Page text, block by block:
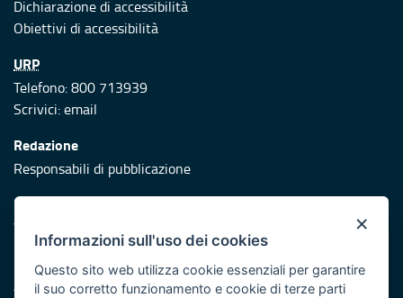
Dichiarazione di accessibilità
Obiettivi di accessibilità
URP
Telefono: 800 713939
Scrivici:email
Redazione
Responsabili di pubblicazione
Protezione civile
Vai al sito di Protezione Civile Puglia
Iniziativa finanziata con risorse del POR Puglia 2014/2020 -
Asse XI
×
Informazioni sull'uso dei cookies
Questo sito web utilizza cookie essenziali per garantire
il suo corretto funzionamento e cookie di terze parti